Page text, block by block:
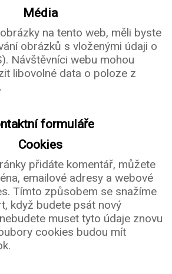
Média
na tento web, měli byste
obrázků s vloženými údaji o
Návštěvníci webu mohou
libovolné data o poloze z
formuláře
Cookies
přidáte komentář, můžete
emailové adresy a webové
Tímto způsobem se snažíme
když budete psát nový
muset tyto údaje znovu
cookies budou mít